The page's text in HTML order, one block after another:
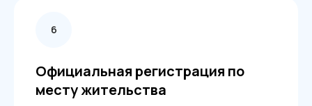
Официальная регистрация по
месту жительства